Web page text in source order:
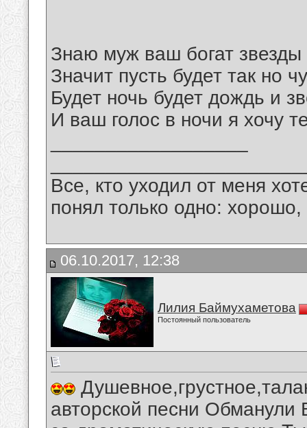
Знаю муж ваш богат звезды
Значит пусть будет так но
Будет ночь будет дождь и
И ваш голос в ночи я хочу
Все, кто уходил от меня
понял только одно:
06.10.2017, 12:38
Лилия Баймухаметова
Постоянный пользователь
авторской песни